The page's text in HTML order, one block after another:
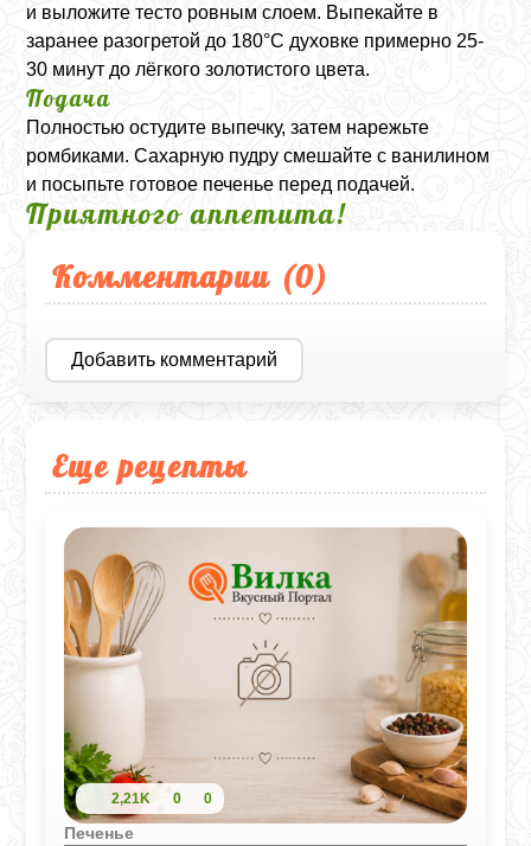
и выложите тесто ровным слоем. Выпекайте в
заранее разогретой до 180°C духовке примерно 25-
30 минут до лёгкого золотистого цвета.
Подача
Полностью остудите выпечку, затем нарежьте
ромбиками. Сахарную пудру смешайте с ванилином
и посыпьте готовое печенье перед подачей.
Приятного аппетита!
Комментарии (0)
Добавить комментарий
Еще рецепты
2,21K 0 0
Печенье